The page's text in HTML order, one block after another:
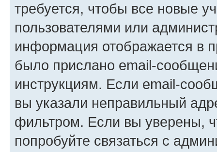
требуется, чтобы все новые
пользователями или
информация отображается в
было прислано email-
инструкциям. Если email-
вы указали неправильный
фильтром. Если вы уверены,
попробуйте связаться с